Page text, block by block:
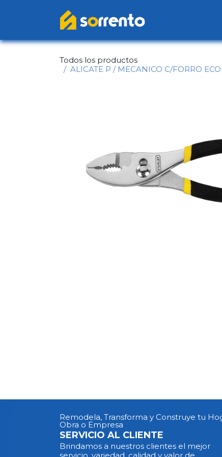
Todos los productos
ALICATE P / MECANICO C/FORRO
Remodela, Transforma y Construye tu
Obra o Empresa
SERVICIO AL CLIENTE
Brindamos a nuestros clientes el mejor